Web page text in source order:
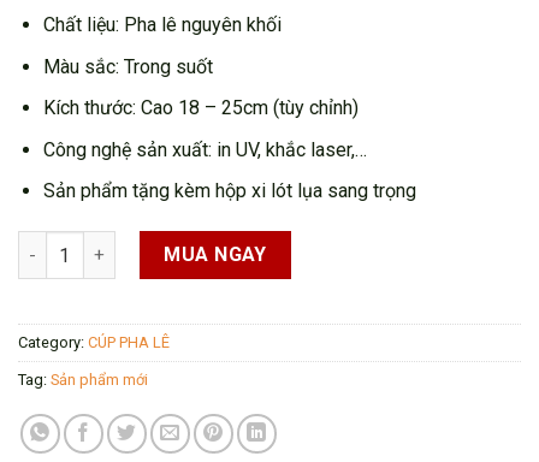
Chất liệu: Pha lê nguyên khối
Màu sắc: Trong suốt
Kích thước: Cao 18 – 25cm (tùy chỉnh)
Công nghệ sản xuất: in UV, khắc laser,…
Sản phẩm tặng kèm hộp xi lót lụa sang trọng
Cúp Pha Lê CPL41 quantity
MUA NGAY
Category: CÚP PHA LÊ
Tag: Sản phẩm mới